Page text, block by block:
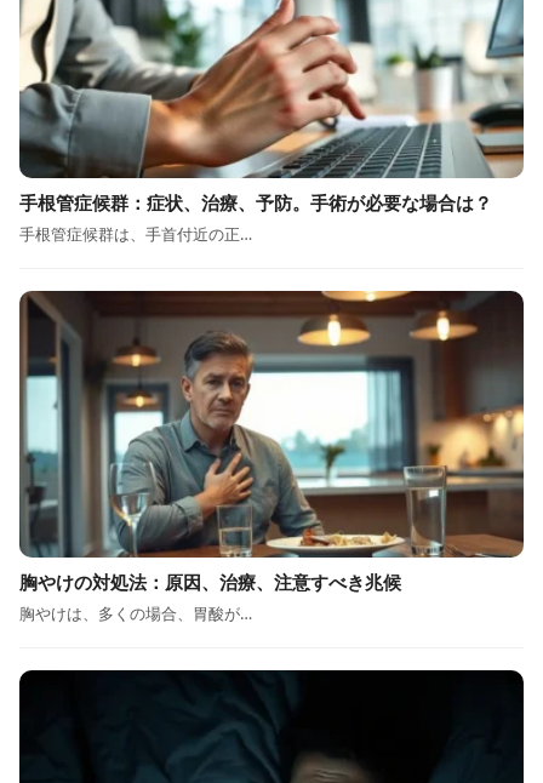
手根管症候群：症状、治療、予防。手術が必要な場合は？
手根管症候群は、手首付近の正…
胸やけの対処法：原因、治療、注意すべき兆候
胸やけは、多くの場合、胃酸が…